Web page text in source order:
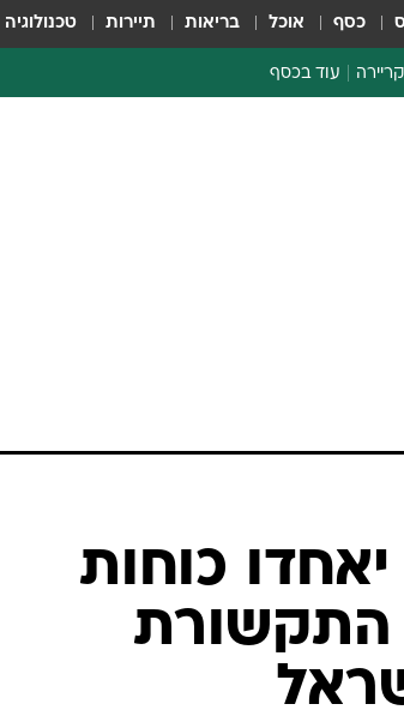
כסף אוכל בריאות תיירות טכנולוגיה
קריירה עוד בכסף
כוחות
התקשורת